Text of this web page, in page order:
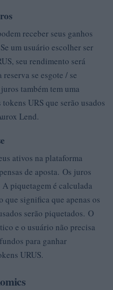
receber seus ganhos
um usuário escolher ser
seu rendimento será
se esgote / se
também tem uma
URS que serão usados
Lend.
ativos na plataforma
de aposta. Os juros
piquetagem é calculada
que significa que apenas os
​​serão piquetados. O
e o usuário não precisa
para ganhar
URUS.